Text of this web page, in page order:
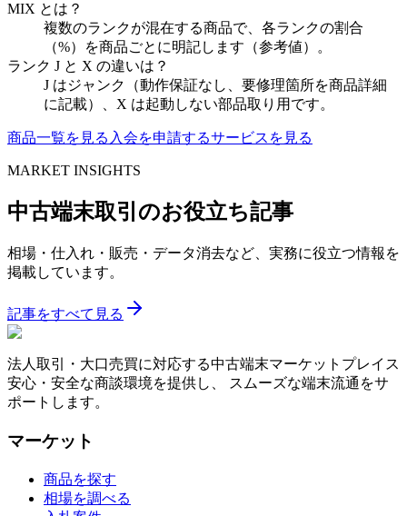
MIX とは？
複数のランクが混在する商品で、各ランクの割合
（%）を商品ごとに明記します（参考値）。
ランク J と X の違いは？
J はジャンク（動作保証なし、要修理箇所を商品詳細
に記載）、X は起動しない部品取り用です。
商品一覧を見る 入会を申請するサービスを見る
MARKET INSIGHTS
中古端末取引のお役立ち記事
相場・仕入れ・販売・データ消去など、実務に役立つ情報を
掲載しています。
記事をすべて見る
法人取引・大口売買に対応する中古端末マーケットプレイス
安心・安全な商談環境を提供し、 スムーズな端末流通をサ
ポートします。
マーケット
商品を探す
相場を調べる